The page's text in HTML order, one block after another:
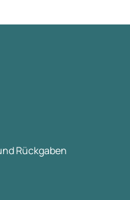
Rückgaben